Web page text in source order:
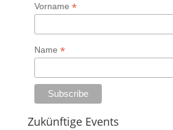
Vorname *
Name *
Zukünftige Events